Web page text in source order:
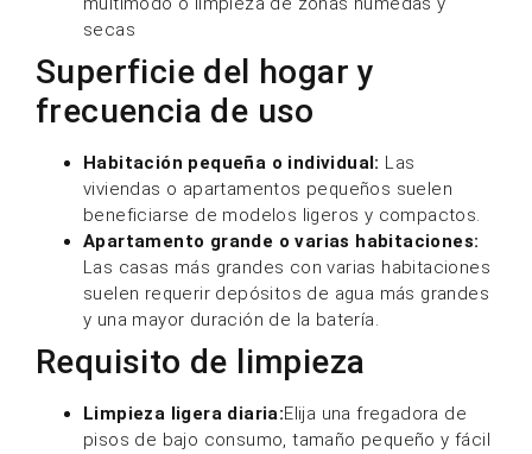
secas
Superficie del hogar y
frecuencia de uso
Habitación pequeña o individual: Las
viviendas o apartamentos pequeños suelen
beneficiarse de modelos ligeros y compactos.
Apartamento grande o varias habitaciones:
Las casas más grandes con varias habitaciones
suelen requerir depósitos de agua más grandes
y una mayor duración de la batería.
Requisito de limpieza
Limpieza ligera diaria:Elija una fregadora de
pisos de bajo consumo, tamaño pequeño y fácil